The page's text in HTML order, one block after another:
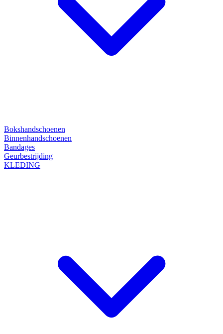
Bokshandschoenen
Binnenhandschoenen
Bandages
Geurbestrijding
KLEDING